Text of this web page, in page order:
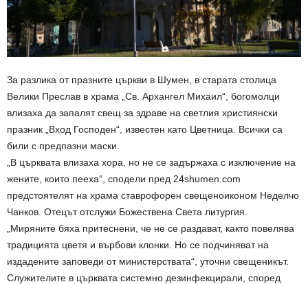
За разлика от празните църкви в Шумен, в старата столица
Велики Преслав в храма „Св. Архангел Михаил“, богомолци
влизаха да запалят свещ за здраве на светлия християнски
празник „Вход Господен“, известен като Цветница. Всички са
били с предпазни маски.
„В църквата влизаха хора, но не се задържаха с изключение на
жените, които пееха“, сподели пред 24shumen.com
предстоятелят на храма ставрофорен свещеноиконом Неделчо
Чанков. Отецът отслужи Божествена Света литургия.
„Миряните бяха притеснени, че не се раздават, както повелява
традицията цветя и върбови клонки. Но се подчиняват на
издадените заповеди от министерствата“, уточни свещеникът.
Служителите в църквата системно дезинфекцирали, според